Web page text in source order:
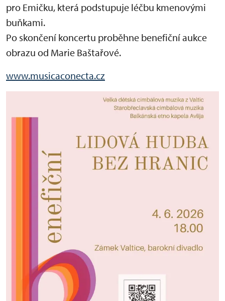
pro Emičku, která podstupuje léčbu kmenovými
buňkami.
Po skončení koncertu proběhne benefiční aukce
obrazu od Marie Baštařové.
www.musicaconecta.cz